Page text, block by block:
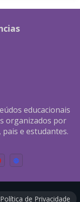
educacionais
organizados por
e estudantes.
Política de Privacidade